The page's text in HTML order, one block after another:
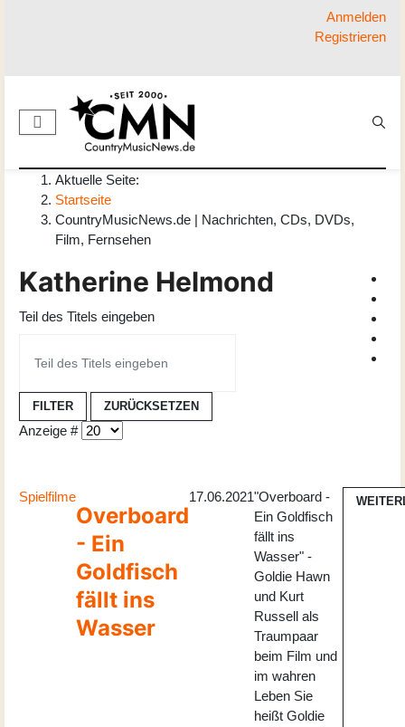
Anmelden
Registrieren
Aktuelle Seite:
Startseite
CountryMusicNews.de | Nachrichten, CDs, DVDs,
Film, Fernsehen
Katherine Helmond
Teil des Titels eingeben
FILTER ZURÜCKSETZEN
Anzeige #
Spielfilme
Overboard
- Ein
Goldfisch
fällt ins
Wasser
17.06.2021"Overboard -
Ein Goldfisch
fällt ins
Wasser" -
Goldie Hawn
und Kurt
Russell als
Traumpaar
beim Film und
im wahren
Leben Sie
heißt Goldie